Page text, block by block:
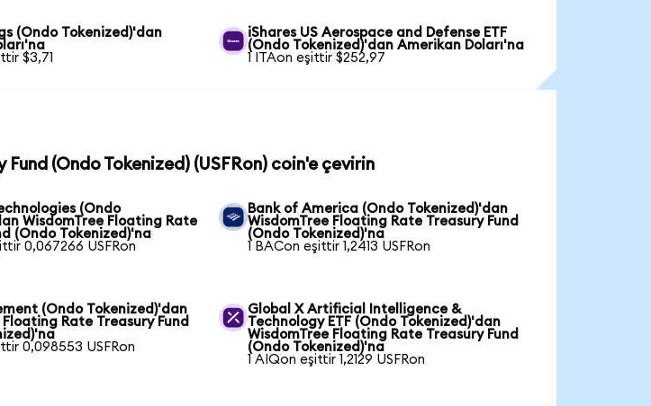
(Ondo Tokenized)'dan
$3,71
iShares US Aerospace and Defense ETF
(Ondo Tokenized)'dan Amerikan Doları'na
1 ITAon eşittir $252,97
(Ondo Tokenized) (USFRon) coin'e çevirin
(Ondo
WisdomTree Floating Rate
(Ondo Tokenized)'na
0,067266 USFRon
Bank of America (Ondo Tokenized)'dan
WisdomTree Floating Rate Treasury Fund
(Ondo Tokenized)'na
1 BACon eşittir 1,2413 USFRon
(Ondo Tokenized)'dan
Rate Treasury Fund
0,098553 USFRon
Global X Artificial Intelligence &
Technology ETF (Ondo Tokenized)'dan
WisdomTree Floating Rate Treasury Fund
(Ondo Tokenized)'na
1 AIQon eşittir 1,2129 USFRon